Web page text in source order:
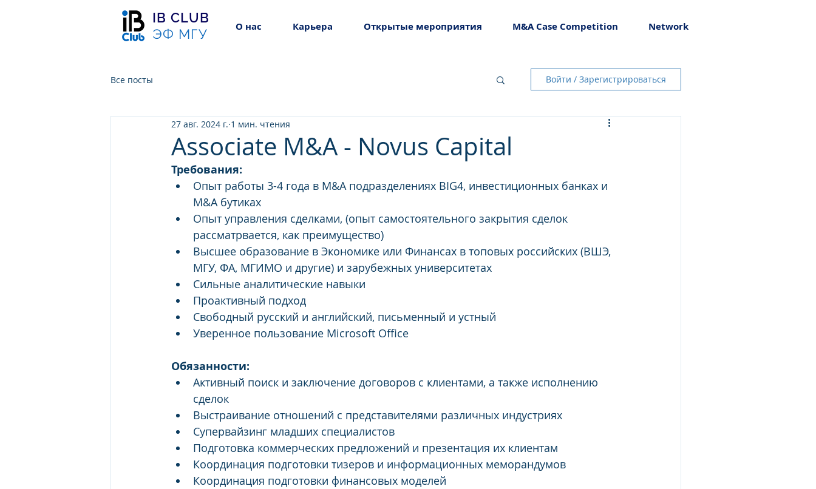
IB CLUB
ЭФ МГУ
О нас Карьера Открытые мероприятия M&A Case Competition Network
Все посты Войти / Зарегистрироваться
Associate M&A - Novus Capital
27 авг. 2024 г. 1 мин. чтения
Требования:
Опыт работы 3-4 года в M&A подразделениях BIG4, инвестиционных банках и
M&A бутиках
Опыт управления сделками, (опыт самостоятельного закрытия сделок
рассматрвается, как преимущество)
Высшее образование в Экономике или Финансах в топовых российских (ВШЭ,
МГУ, ФА, МГИМО и другие) и зарубежных университетах
Сильные аналитические навыки
Проактивный подход
Свободный русский и английский, письменный и устный
Уверенное пользование Microsoft Office
Обязанности:
Активный поиск и заключение договоров с клиентами, а также исполнению
сделок
Выстраивание отношений с представителями различных индустриях
Супервайзинг младших специалистов
Подготовка коммерческих предложений и презентация их клиентам
Координация подготовки тизеров и информационных меморандумов
Координация подготовки финансовых моделей